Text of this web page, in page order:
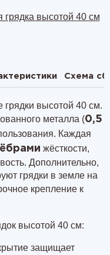
Схема
высотой 40 см.
металла (0,5
Каждая
жёсткости,
Дополнительно,
грядки в земле на
крепление к
высотой 40 см:
защищает